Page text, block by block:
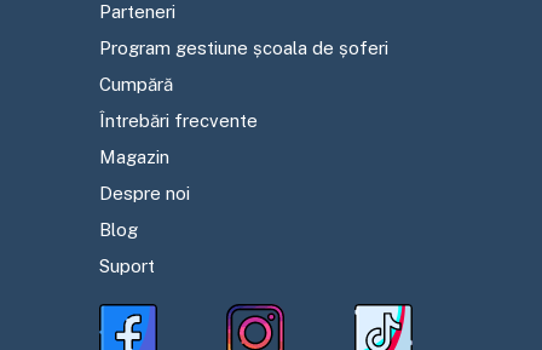
Parteneri
Program gestiune școala de șoferi
Cumpără
Întrebări frecvente
Magazin
Despre noi
Blog
Suport